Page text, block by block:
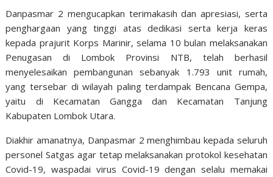
Danpasmar 2 mengucapkan terimakasih dan apresiasi, serta
penghargaan yang tinggi atas dedikasi serta kerja keras
kepada prajurit Korps Marinir, selama 10 bulan melaksanakan
Penugasan di Lombok Provinsi NTB, telah berhasil
menyelesaikan pembangunan sebanyak 1.793 unit rumah,
yang tersebar di wilayah paling terdampak Bencana Gempa,
yaitu di Kecamatan Gangga dan Kecamatan Tanjung
Kabupaten Lombok Utara.
Diakhir amanatnya, Danpasmar 2 menghimbau kepada seluruh
personel Satgas agar tetap melaksanakan protokol kesehatan
Covid-19, waspadai virus Covid-19 dengan selalu memakai